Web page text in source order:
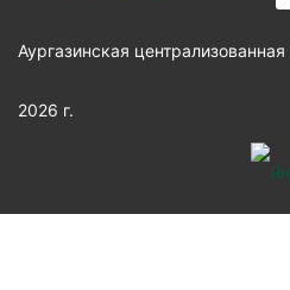
Аургазинская
2026 г.